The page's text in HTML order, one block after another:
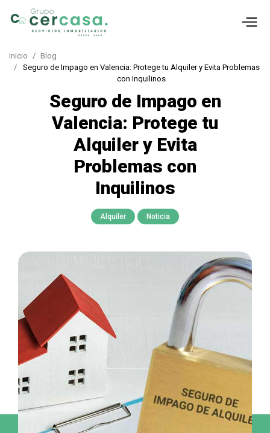
Inicio
Blog
Seguro de Impago en Valencia: Protege tu Alquiler y Evita Problemas
con Inquilinos
Seguro de Impago en
Valencia: Protege tu
Alquiler y Evita
Problemas con
Inquilinos
Alquiler Noticia